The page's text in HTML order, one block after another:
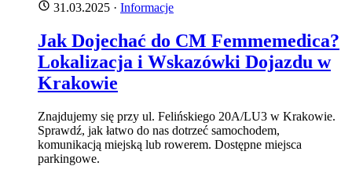
31.03.2025 · Informacje
Jak Dojechać do CM Femmemedica?
Lokalizacja i Wskazówki Dojazdu w
Krakowie
Znajdujemy się przy ul. Felińskiego 20A/LU3 w Krakowie.
Sprawdź, jak łatwo do nas dotrzeć samochodem,
komunikacją miejską lub rowerem. Dostępne miejsca
parkingowe.